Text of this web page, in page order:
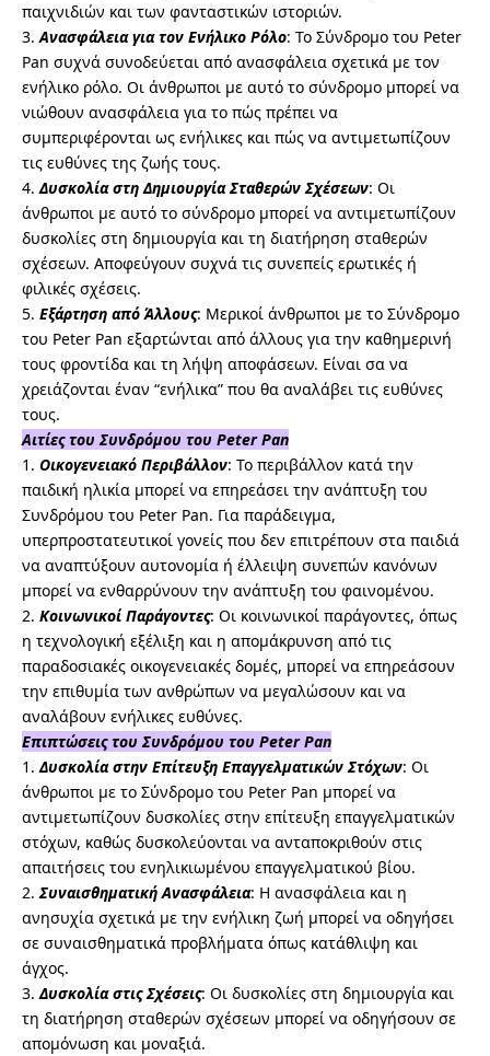
παιχνιδιών και των φανταστικών ιστοριών.
3.Ανασφάλεια για τον Ενήλικο Ρόλο: Το Σύνδρομο του Peter
Pan συχνά συνοδεύεται από ανασφάλεια σχετικά με τον
ενήλικο ρόλο. Οι άνθρωποι με αυτό το σύνδρομο μπορεί να
νιώθουν ανασφάλεια για το πώς πρέπει να
συμπεριφέρονται ως ενήλικες και πώς να αντιμετωπίζουν
τις ευθύνες της ζωής τους.
4.Δυσκολία στη Δημιουργία Σταθερών Σχέσεων: Οι
άνθρωποι με αυτό το σύνδρομο μπορεί να αντιμετωπίζουν
δυσκολίες στη δημιουργία και τη διατήρηση σταθερών
σχέσεων. Αποφεύγουν συχνά τις συνεπείς ερωτικές ή
φιλικές σχέσεις.
5. Εξάρτηση από Άλλους: Μερικοί άνθρωποι με το Σύνδρομο
του Peter Pan εξαρτώνται από άλλους για την καθημερινή
τους φροντίδα και τη λήψη αποφάσεων. Είναι σα να
χρειάζονται έναν “ενήλικα” που θα αναλάβει τις ευθύνες
τους.
Αιτίες του Συνδρόμου του Peter Pan
1. Οικογενειακό Περιβάλλον: Το περιβάλλον κατά την
παιδική ηλικία μπορεί να επηρεάσει την ανάπτυξη του
Συνδρόμου του Peter Pan. Για παράδειγμα,
υπερπροστατευτικοί γονείς που δεν επιτρέπουν στα παιδιά
να αναπτύξουν αυτονομία ή έλλειψη συνεπών κανόνων
μπορεί να ενθαρρύνουν την ανάπτυξη του φαινομένου.
2. Κοινωνικοί Παράγοντες: Οι κοινωνικοί παράγοντες, όπως
η τεχνολογική εξέλιξη και η απομάκρυνση από τις
παραδοσιακές οικογενειακές δομές, μπορεί να επηρεάσουν
την επιθυμία των ανθρώπων να μεγαλώσουν και να
αναλάβουν ενήλικες ευθύνες.
Επιπτώσεις του Συνδρόμου του Peter Pan
1.Δυσκολία στην Επίτευξη Επαγγελματικών Στόχων: Οι
άνθρωποι με το Σύνδρομο του Peter Pan μπορεί να
αντιμετωπίζουν δυσκολίες στην επίτευξη επαγγελματικών
στόχων, καθώς δυσκολεύονται να ανταποκριθούν στις
απαιτήσεις του ενηλικιωμένου επαγγελματικού βίου.
2.Συναισθηματική Ανασφάλεια: Η ανασφάλεια και η
ανησυχία σχετικά με την ενήλικη ζωή μπορεί να οδηγήσει
σε συναισθηματικά προβλήματα όπως κατάθλιψη και
άγχος.
3.Δυσκολία στις Σχέσεις: Οι δυσκολίες στη δημιουργία και
τη διατήρηση σταθερών σχέσεων μπορεί να οδηγήσουν σε
απομόνωση και μοναξιά.